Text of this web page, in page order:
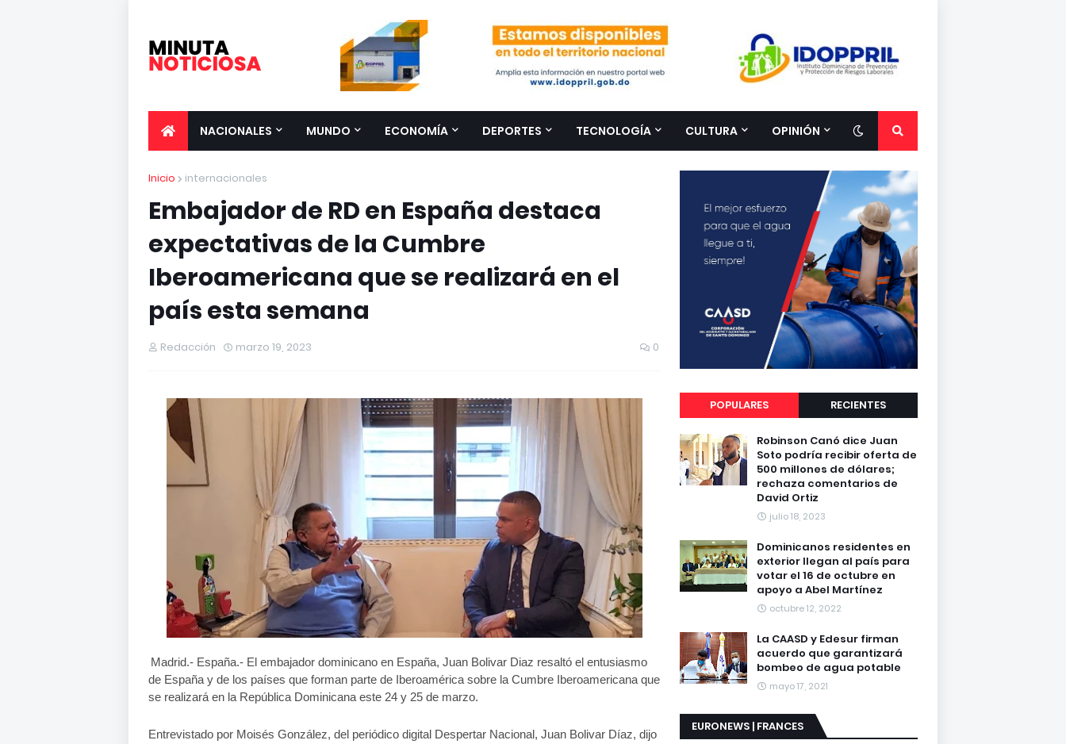
NACIONALES MUNDO ECONOMÍA DEPORTES TECNOLOGÍA CULTURA OPINIÓN
Inicio internacionales
Embajador de RD en España destaca
expectativas de la Cumbre
Iberoamericana que se realizará en el
país esta semana
Redacción marzo 19, 2023 0
Madrid.- España.- El embajador dominicano en España, Juan Bolivar Diaz resaltó el entusiasmo
de España y de los países que forman parte de Iberoamérica sobre la Cumbre Iberoamericana que
se realizará en la República Dominicana este 24 y 25 de marzo.
Entrevistado por Moisés González, del periódico digital Despertar Nacional, Juan Bolivar Díaz, dijo
POPULARES RECIENTES
Robinson Canó dice Juan
Soto podría recibir oferta de
500 millones de dólares;
rechaza comentarios de
David Ortiz
julio 18, 2023
Dominicanos residentes en
exterior llegan al país para
votar el 16 de octubre en
apoyo a Abel Martínez
octubre 12, 2022
La CAASD y Edesur firman
acuerdo que garantizará
bombeo de agua potable
mayo 17, 2021
EURONEWS | FRANCES